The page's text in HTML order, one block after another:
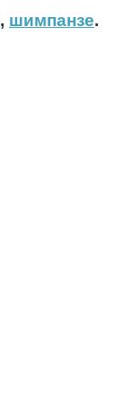
, шимпанзе.